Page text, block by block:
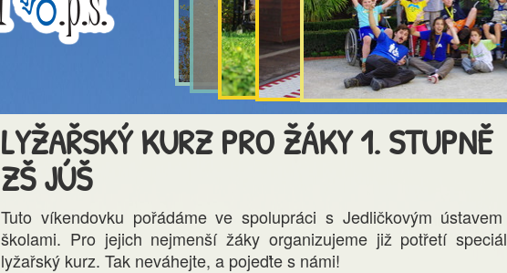
LYŽAŘSKÝ KURZ PRO ŽÁKY 1. STUPNĚ
ZŠ JÚŠ
Tuto víkendovku pořádáme ve spolupráci s Jedličkovým
školami. Pro jejich nejmenší žáky organizujeme již potřetí
lyžařský kurz. Tak neváhejte, a pojeďte s námi!